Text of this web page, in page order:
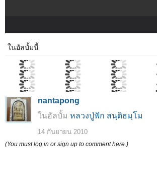
ในอัลบั้มนี้
nantapong
ในอัลบั้ม หลวงปู่ฟัก สนฺติธมฺโม
14 กันยายน 2010
(You must log in or sign up to comment here.)